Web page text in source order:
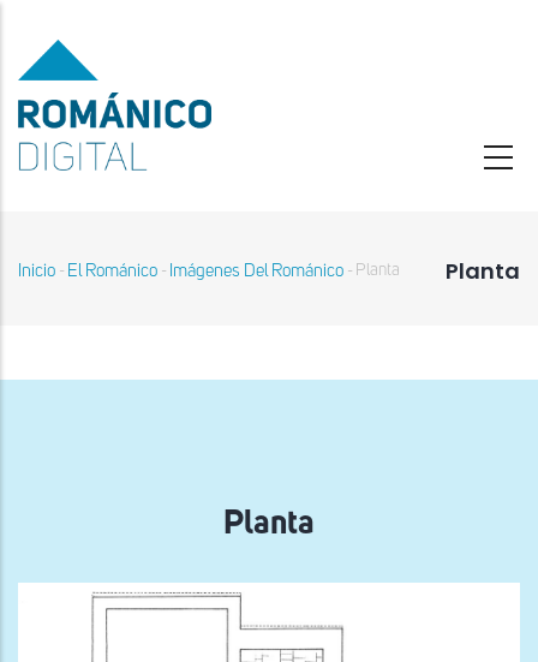
contenido
principal
Planta
Sobrescribir
Inicio - El Románico - Imágenes Del Románico - Planta
Planta